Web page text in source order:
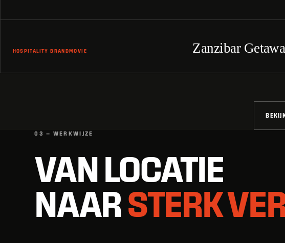
HOSPITALITY BRANDMOVIE Zanzibar
03 — WERKWIJZE
VAN LOCATIE
NAARSTERK